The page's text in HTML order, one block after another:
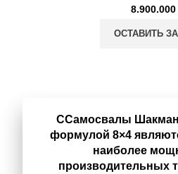
8.900.000
ОСТАВИТЬ
ССамосвалы Шакман
формулой 8×4
наиболее
производительных